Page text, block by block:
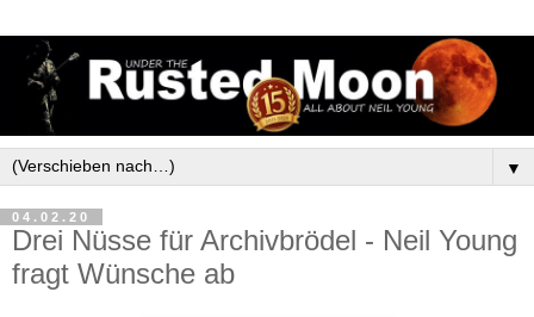
▼
04.02.20
Drei Nüsse für Archivbrödel - Neil Young
fragt Wünsche ab